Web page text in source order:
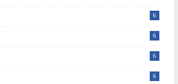
6
6
6
6